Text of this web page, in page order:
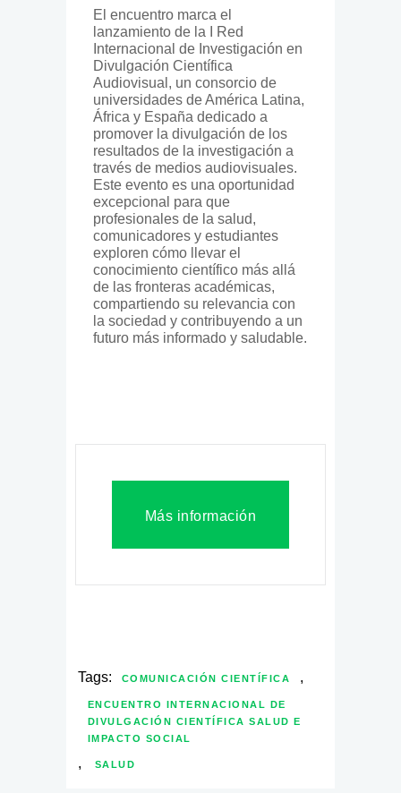
El encuentro marca el
lanzamiento de la I Red
Internacional de Investigación en
Divulgación Científica
Audiovisual, un consorcio de
universidades de América Latina,
África y España dedicado a
promover la divulgación de los
resultados de la investigación a
través de medios audiovisuales.
Este evento es una oportunidad
excepcional para que
profesionales de la salud,
comunicadores y estudiantes
exploren cómo llevar el
conocimiento científico más allá
de las fronteras académicas,
compartiendo su relevancia con
la sociedad y contribuyendo a un
futuro más informado y saludable.
Más información
Tags: COMUNICACIÓN CIENTÍFICA ,
ENCUENTRO INTERNACIONAL DE
DIVULGACIÓN CIENTÍFICA SALUD E
IMPACTO SOCIAL
, SALUD